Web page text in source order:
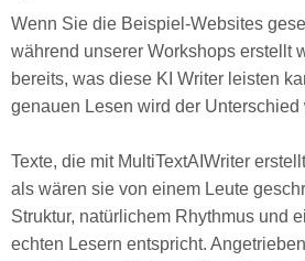
Wenn Sie die Beispiel-Websites
während unserer Workshops erstellt
bereits, was diese KI Writer leisten
genauen Lesen wird der
Texte, die mit MultiTextAIWriter
als wären sie von einem Leute
Struktur, natürlichem Rhythmus und
echten Lesern entspricht.